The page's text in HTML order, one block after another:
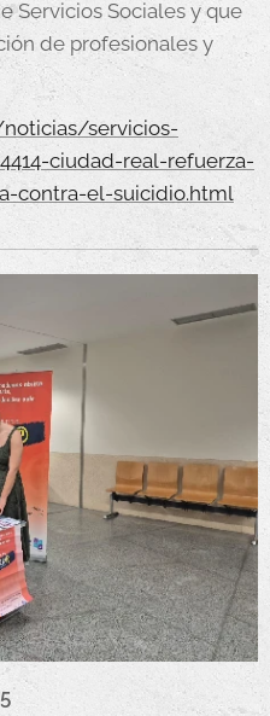
Servicios Sociales y que
de profesionales y
servicios-
ciudad-real-refuerza-
contra-el-suicidio.html